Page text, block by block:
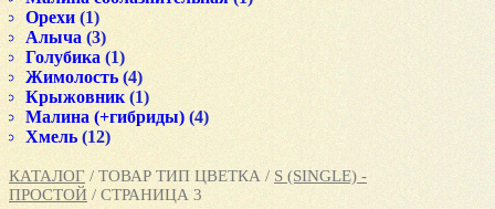
КАТАЛОГ / ТОВАР ТИП ЦВЕТКА / S (SINGLE) -
ПРОСТОЙ / СТРАНИЦА 3
Орехи (1)
Алыча (3)
Голубика (1)
Жимолость (4)
Крыжовник (1)
Малина (+гибриды) (4)
Хмель (12)